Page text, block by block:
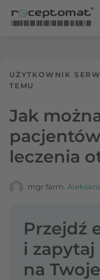
UŻYTKOWNIK
TEMU
Jak
leczenia
mgr farm.
Przejdź
i zapytaj
na